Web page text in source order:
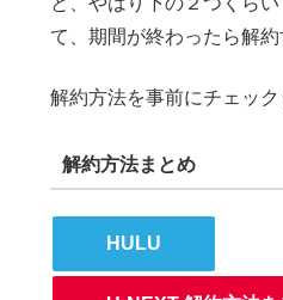
て、期間が終わったら解約
解約方法を事前にチェック
解約方法まとめ
HULU